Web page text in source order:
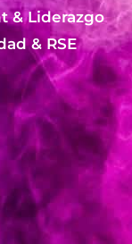
& Liderazgo
& RSE